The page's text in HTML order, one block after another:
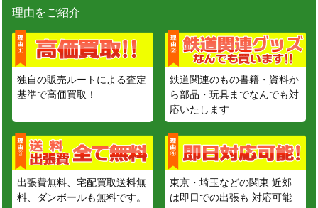
理由をご紹介
独自の販売ルートによる査定
基準で高価買取！
鉄道関連のもの書籍・資料か
ら部品・玩具までなんでも対
応いたします
出張費無料、宅配買取送料無
料、ダンボールも無料です。
東京・埼玉などの関東 近郊
は即日での出張も 対応可能